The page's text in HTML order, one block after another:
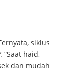
siklus
. “Saat haid,
dan mudah